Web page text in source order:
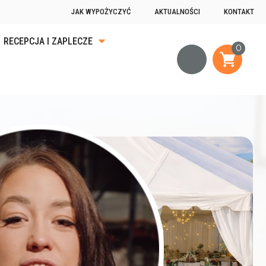
JAK WYPOŻYCZYĆ AKTUALNOŚCI KONTAKT
RECEPCJA I ZAPLECZE
OGRZEWANIE